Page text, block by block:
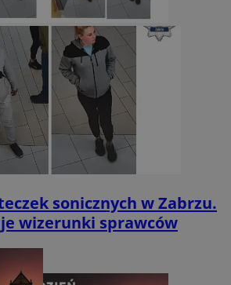
sonicznych w Zabrzu.
wizerunki sprawców